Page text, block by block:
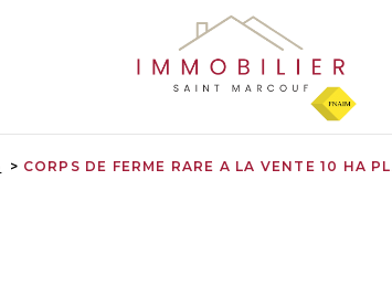
CORPS DE FERME RARE A LA VENTE 10 HA